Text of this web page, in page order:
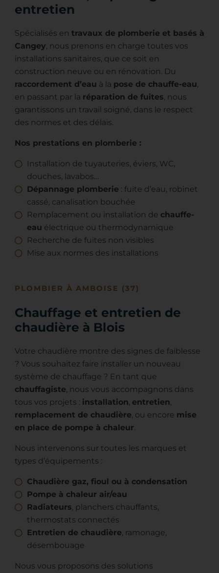
entretien
Spécialisés en travaux de plomberie et basés à
Cangey, nous prenons en charge toutes vos
installations sanitaires, que ce soit en
construction neuve ou en rénovation. Du
raccordement d’eau à la pose de chauffe-eau,
en passant par la réparation de fuites, nous
garantissons un travail soigné, dans le respect
des normes et des délais.
Nos prestations en plomberie :
Installation de tuyauteries, éviers, WC,
douches, lavabos…
Dépannage plomberie : fuite d’eau, robinet
cassé, canalisation bouchée
Remplacement ou installation de chauffe-
eau électrique ou thermodynamique
Recherche de fuites non visibles
Mise aux normes des installations
PLOMBIER À AMBOISE (37)
Chauffage et entretien de
chaudière à Blois
Votre chaudière montre des signes de faiblesse
? Vous souhaitez faire installer un nouveau
système de chauffage ? En tant que
chauffagiste , nous vous accompagnons dans
tous vos projets : installation entretien
remplacement de chaudière , ou encore mise
en place de pompe à chaleur
Nous intervenons sur toutes les marques et
types d’équipements :
Chaudière gaz, fioul ou à condensation
Pompe à chaleur air/eau
Radiateurs , planchers chauffants,
thermostats connectés
Entretien de chaudière , ramonage,
désembouage
Nous vous proposons des solutions